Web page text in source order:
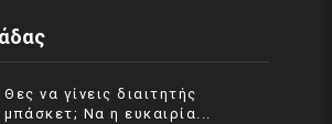
Θες να γίνεις διαιτητής
μπάσκετ; Να η ευκαιρία...